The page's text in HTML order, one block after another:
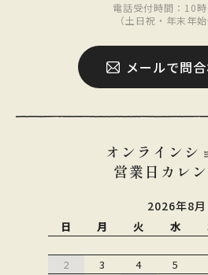
電話受付時間：10
（土日祝・年末年始
メールで問
オンラインシ
営業日カレ
2026年8月
日 月 火 水
2
3 4 5